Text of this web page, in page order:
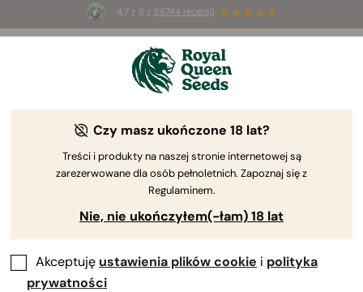
4.7 z 5 z 58744 recenzji
Summer Sales: do 50% zniżki
na wybrane produkty ⏤
Luke Sumpter
Najłatwiejsze odmiany marihuany dla
początkujących hodowców
Czy masz ukończone 18 lat?
Treści i produkty na naszej stronie internetowej są
zarezerwowane dla osób pełnoletnich. Zapoznaj się z
Regulaminem.
Nie, nie ukończyłem(-łam) 18 lat
Akceptuję ustawienia plików cookie i polityka
prywatności